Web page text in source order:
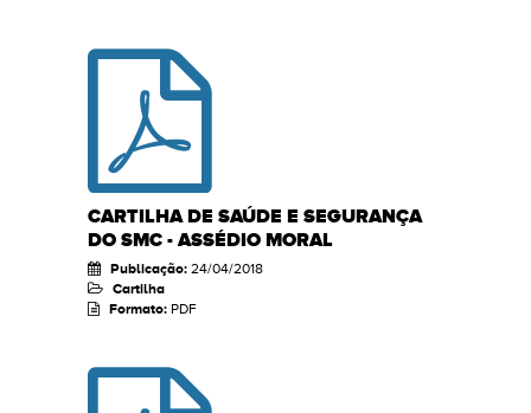
CARTILHA DE SAÚDE E SEGURANÇA
DO SMC - ASSÉDIO MORAL
Publicação: 24/04/2018
Cartilha
Formato: PDF